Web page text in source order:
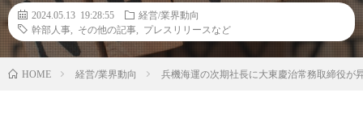
2024.05.13 19:28:55
経営/業界動向
幹部人事
その他の記事 プレスリリースなど
HOME 経営/業界動向 兵機海運の次期社長に大東慶治常務取締役が